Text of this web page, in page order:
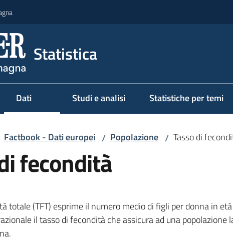
Statistica
Dati Studi e analisi Statistiche per temi
Factbook - Dati europei / Popolazione / Tasso di
fecondità
totale (TFT) esprime il numero medio di figli per donna in
il tasso di fecondità che assicura ad una